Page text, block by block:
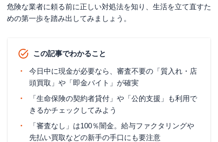
危険な業者に頼る前に正しい対処法を知り、生活を立て直すた
めの第一歩を踏み出してみましょう。
この記事でわかること
今日中に現金が必要なら、審査不要の「質入れ・店
頭買取」や「即金バイト」が確実
「生命保険の契約者貸付」や「公的支援」も利用で
きるかチェックしてみよう
「審査なし」は100％闇金。給与ファクタリングや
先払い買取などの新手の手口にも要注意